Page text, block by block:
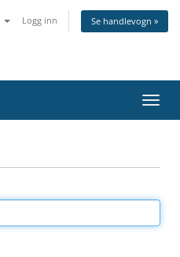
Logg inn Se handlevogn »
Bytt